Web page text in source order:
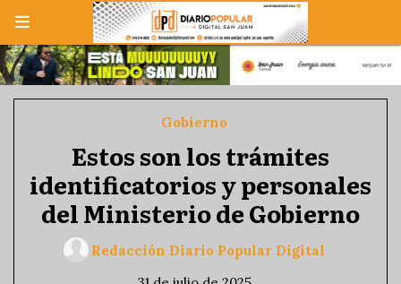
Estos son los trámites
identificatorios y personales
del Ministerio de Gobierno
Gobierno
Redacción Diario Popular Digital